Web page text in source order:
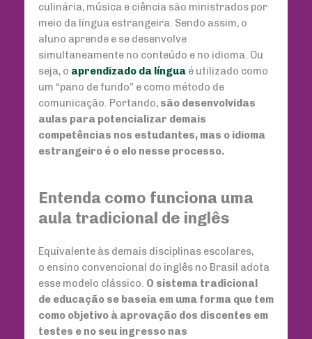
culinária, música e ciência são ministrados por
meio da língua estrangeira. Sendo assim, o
aluno aprende e se desenvolve
simultaneamente no conteúdo e no idioma. Ou
seja, o aprendizado da língua é utilizado como
um “pano de fundo” e como método de
comunicação. Portando, são desenvolvidas
aulas para potencializar demais
competências nos estudantes, mas o idioma
estrangeiro é o elo nesse processo.
Entenda como funciona uma
aula tradicional de inglês
Equivalente às demais disciplinas escolares,
o ensino convencional do inglês no Brasil adota
esse modelo clássico. O sistema tradicional
de educação se baseia em uma forma que tem
como objetivo à aprovação dos discentes em
testes e no seu ingresso nas